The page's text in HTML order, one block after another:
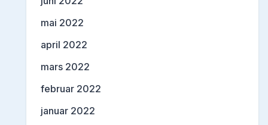
mai 2022
april 2022
mars 2022
februar 2022
januar 2022